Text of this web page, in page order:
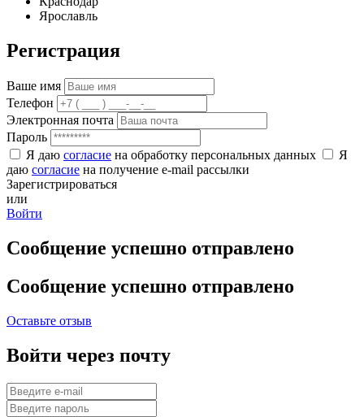
Ярославль
Регистрация
Ваше имя
Телефон
Электронная почта
Пароль
Я даю согласие на обработку персональных данных
Я
даю согласие на получение e-mail рассылки
Зарегистрироваться
или
Войти
Сообщение успешно отправлено
Сообщение успешно отправлено
Оставьте отзыв
Войти через почту